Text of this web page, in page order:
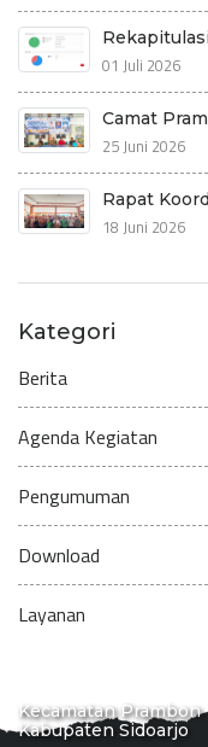
01 Juli 2026
Camat
25 Juni 2026
Rapat
18 Juni 2026
Kategori
Berita
Agenda Kegiatan
Pengumuman
Download
Layanan
Kecamatan Prambon
Kabupaten Sidoarjo